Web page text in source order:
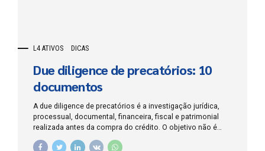
L4 ATIVOS DICAS
Due diligence de precatórios: 10
documentos
A due diligence de precatórios é a investigação jurídica,
processual, documental, financeira, fiscal e patrimonial
realizada antes da compra do crédito. O objetivo não é
apenas confirmar que existe um número de precatório no
tribunal, mas demonstrar que o direito pertence ao